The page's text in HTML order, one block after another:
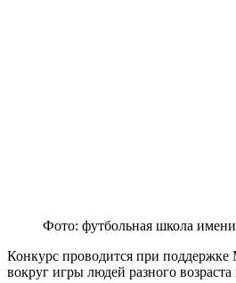
Фото: футбольная школа
Конкурс проводится при
вокруг игры людей разного